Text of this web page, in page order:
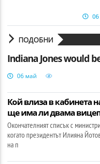
ПОДОБНИ
Indiana Jones would
06 май
Кой влиза в кабинета
ще има ли двама
Окончателният списък с
когато президентът Илияна
на п